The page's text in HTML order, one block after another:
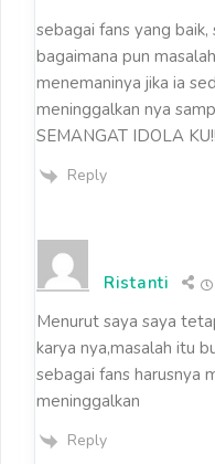
sebagai fans yang
bagaimana pun
menemaninya jika ia
meninggalkan nya
SEMANGAT IDOLA
Reply
Ristanti
Menurut saya saya
karya nya,masalah itu
sebagai fans harusnya
meninggalkan
Reply